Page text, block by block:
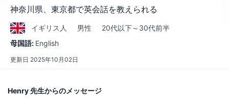
神奈川県、東京都で英会話を教えられる
イギリス 人 男性
20代以下～30代前半
母国語: English
更新日 2025年10月02日
Henry 先生からのメッセージ